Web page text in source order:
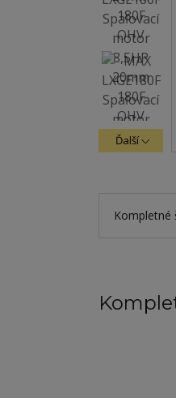
Ďalší
Kompletné